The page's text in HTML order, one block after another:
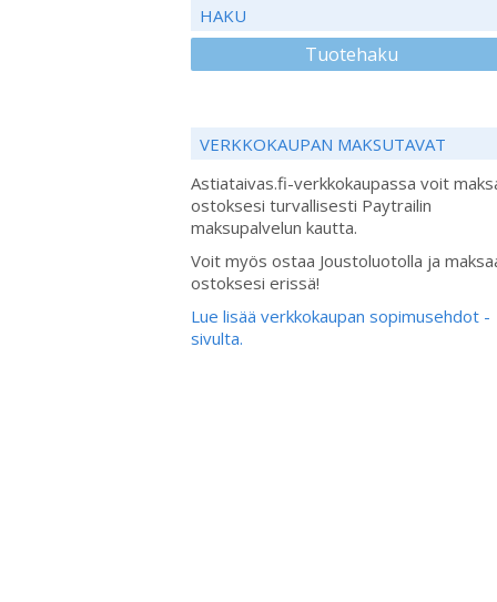
HAKU
Tuotehaku
VERKKOKAUPAN MAKSUTAVAT
Astiataivas.fi-verkkokaupassa voit
ostoksesi turvallisesti Paytrailin
maksupalvelun kautta.
Voit myös ostaa Joustoluotolla ja
ostoksesi erissä!
Lue lisää verkkokaupan sopimusehdot -
sivulta.